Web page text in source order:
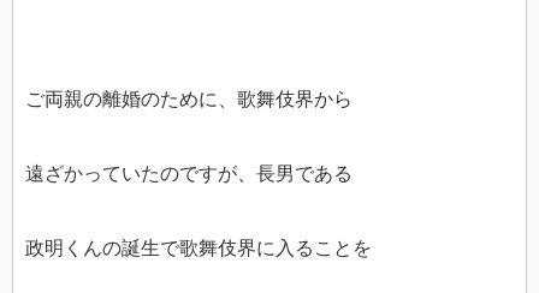
ご両親の離婚のために、歌舞伎界から
遠ざかっていたのですが、長男である
政明くんの誕生で歌舞伎界に入ることを